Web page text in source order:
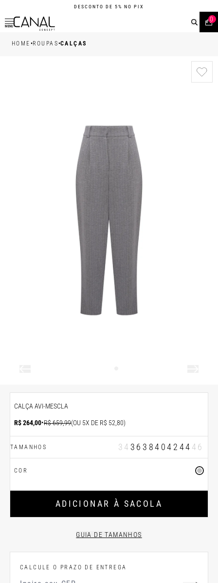
DESCONTO DE 5% NO PIX
MENU
0
HOME •ROUPAS•CALÇAS
CALÇA AVI-MESCLA
R$ 264,00•R$ 659,99(OU 5X DE R$ 52,80)
TAMANHOS 34 36 384042 44 46
COR
ADICIONAR À SACOLA
GUIA DE TAMANHOS
CALCULE O PRAZO DE ENTREGA